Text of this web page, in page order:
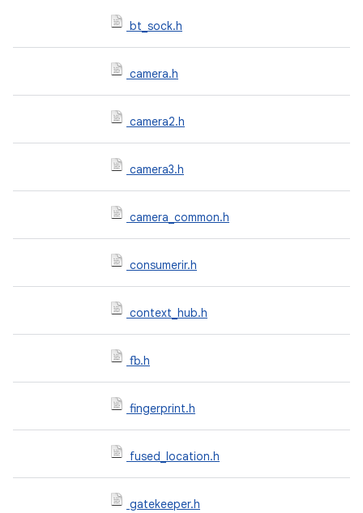
bt_sock.h
camera.h
camera2.h
camera3.h
camera_common.h
consumerir.h
context_hub.h
fb.h
fingerprint.h
fused_location.h
gatekeeper.h